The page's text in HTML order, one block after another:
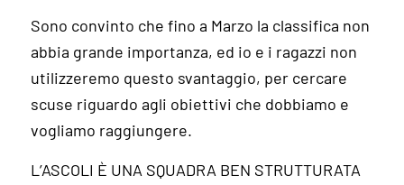
Sono convinto che fino a Marzo la classifica non
abbia grande importanza, ed io e i ragazzi non
utilizzeremo questo svantaggio, per cercare
scuse riguardo agli obiettivi che dobbiamo e
vogliamo raggiungere.
L’ASCOLI È UNA SQUADRA BEN STRUTTURATA